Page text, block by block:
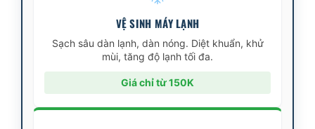
VỆ SINH MÁY LẠNH
Sạch sâu dàn lạnh, dàn nóng. Diệt khuẩn, khử
mùi, tăng độ lạnh tối đa.
Giá chỉ từ 150K